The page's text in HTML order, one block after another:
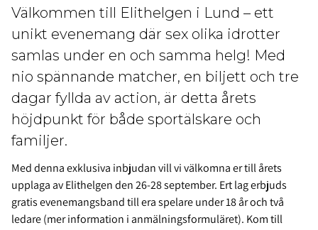
Välkommen till Elithelgen i Lund – ett
unikt evenemang där sex olika idrotter
samlas under en och samma helg! Med
nio spännande matcher, en biljett och tre
dagar fyllda av action, är detta årets
höjdpunkt för både sportälskare och
familjer.
Med denna exklusiva inbjudan vill vi välkomna er till årets
upplaga av Elithelgen den 26-28 september. Ert lag erbjuds
gratis evenemangsband till era spelare under 18 år och två
ledare (mer information i anmälningsformuläret). Kom till